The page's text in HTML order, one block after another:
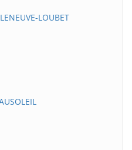
LOUBET